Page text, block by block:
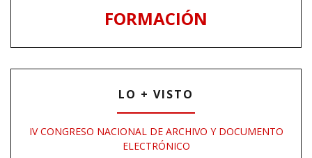
FORMACIÓN
LO + VISTO
IV CONGRESO NACIONAL DE ARCHIVO Y DOCUMENTO
ELECTRÓNICO